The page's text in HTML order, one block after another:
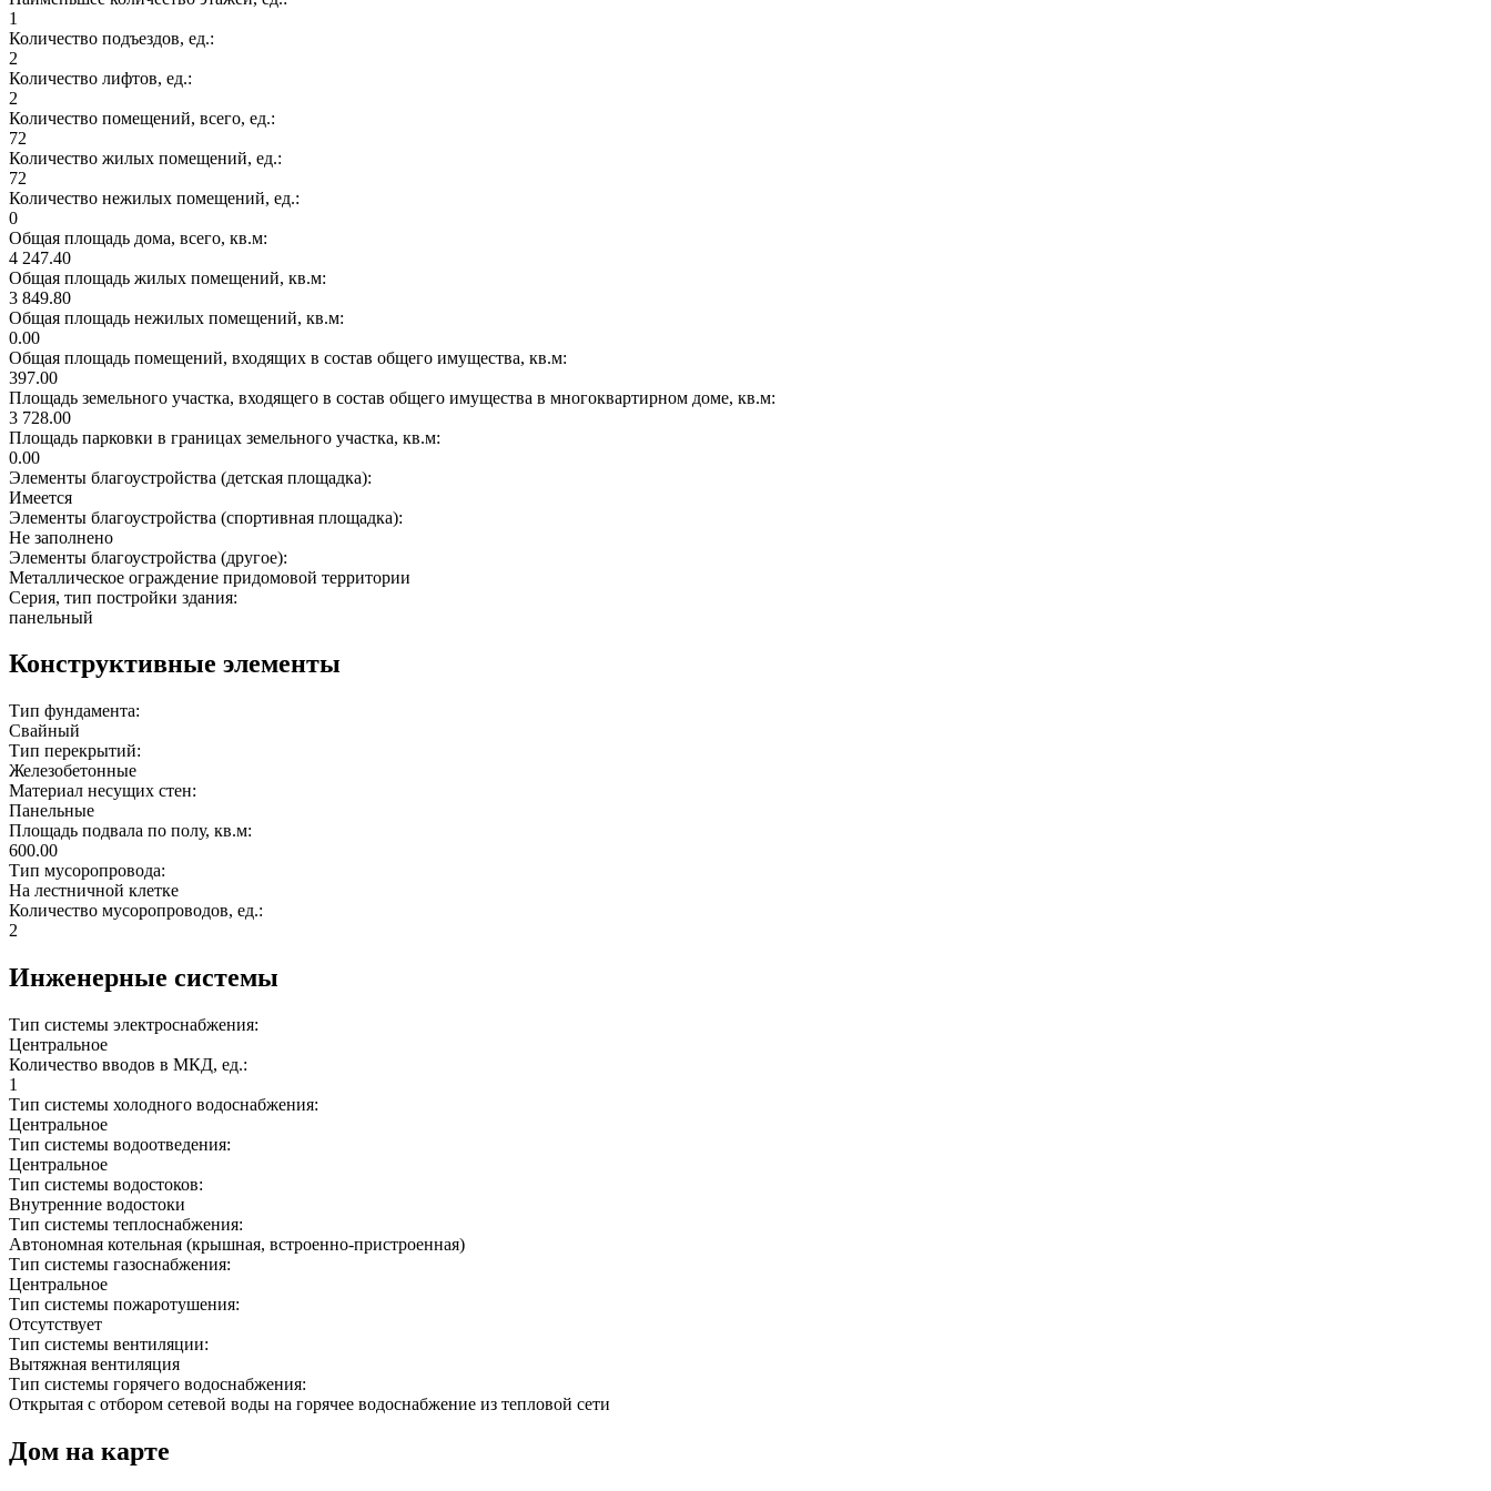
1
Количество подъездов, ед.:
2
Количество лифтов, ед.:
2
Количество помещений, всего, ед.:
72
Количество жилых помещений, ед.:
72
Количество нежилых помещений, ед.:
0
Общая площадь дома, всего, кв.м:
4 247.40
Общая площадь жилых помещений, кв.м:
3 849.80
Общая площадь нежилых помещений, кв.м:
0.00
Общая площадь помещений, входящих в состав общего имущества, кв.м:
397.00
Площадь земельного участка, входящего в состав общего имущества в многоквартирном доме, кв.м:
3 728.00
Площадь парковки в границах земельного участка, кв.м:
0.00
Элементы благоустройства (детская площадка):
Имеется
Элементы благоустройства (спортивная площадка):
Не заполнено
Элементы благоустройства (другое):
Металлическое ограждение придомовой территории
Серия, тип постройки здания:
панельный
Конструктивные элементы
Тип фундамента:
Свайный
Тип перекрытий:
Железобетонные
Материал несущих стен:
Панельные
Площадь подвала по полу, кв.м:
600.00
Тип мусоропровода:
На лестничной клетке
Количество мусоропроводов, ед.:
2
Инженерные системы
Тип системы электроснабжения:
Центральное
Количество вводов в МКД, ед.:
1
Тип системы холодного водоснабжения:
Центральное
Тип системы водоотведения:
Центральное
Тип системы водостоков:
Внутренние водостоки
Тип системы теплоснабжения:
Автономная котельная (крышная, встроенно-пристроенная)
Тип системы газоснабжения:
Центральное
Тип системы пожаротушения:
Отсутствует
Тип системы вентиляции:
Вытяжная вентиляция
Тип системы горячего водоснабжения:
Открытая с отбором сетевой воды на горячее водоснабжение из тепловой сети
Дом на карте